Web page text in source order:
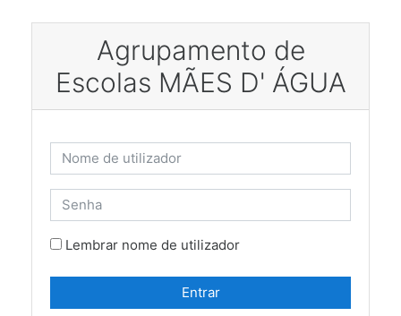
Agrupamento de
Escolas MÃES D' ÁGUA
Nome de utilizador
Senha
Lembrar nome de utilizador
Entrar